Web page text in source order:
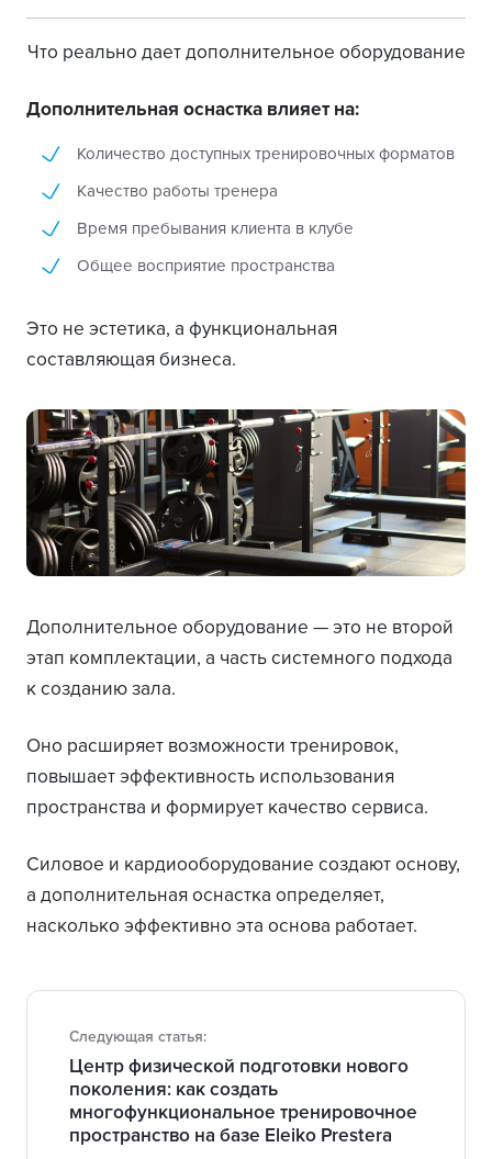
Что реально дает дополнительное оборудование
Дополнительная оснастка влияет на:
Количество доступных тренировочных форматов
Качество работы тренера
Время пребывания клиента в клубе
Общее восприятие пространства
Это не эстетика, а функциональная
составляющая бизнеса.
Дополнительное оборудование — это не второй
этап комплектации, а часть системного подхода
к созданию зала.
Оно расширяет возможности тренировок,
повышает эффективность использования
пространства и формирует качество сервиса.
Силовое и кардиооборудование создают основу,
а дополнительная оснастка определяет,
насколько эффективно эта основа работает.
Следующая статья:
Центр физической подготовки нового
поколения: как создать
многофункциональное тренировочное
пространство на базе Eleiko Prestera